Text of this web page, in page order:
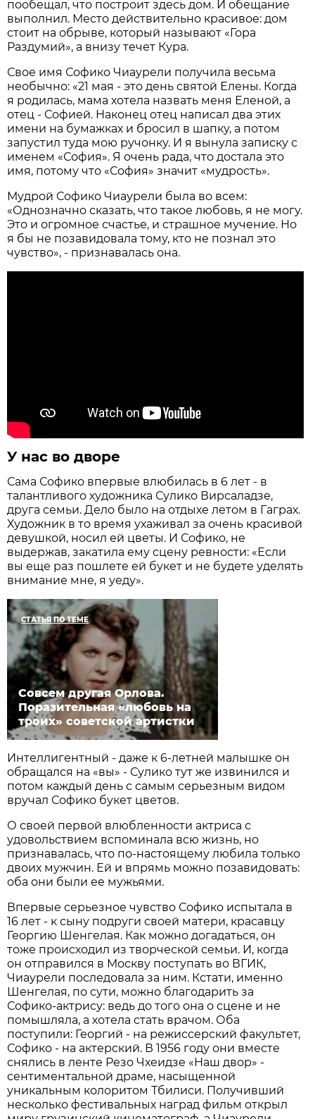
пообещал, что построит здесь дом. И обещание
выполнил. Место действительно красивое: дом
стоит на обрыве, который называют «Гора
Раздумий», а внизу течет Кура.
Свое имя Софико Чиаурели получила весьма
необычно: «21 мая - это день святой Елены. Когда
я родилась, мама хотела назвать меня Еленой, а
отец - Софией. Наконец отец написал два этих
имени на бумажках и бросил в шапку, а потом
запустил туда мою ручонку. И я вынула записку с
именем «София». Я очень рада, что достала это
имя, потому что «София» значит «мудрость».
Мудрой Софико Чиаурели была во всем:
«Однозначно сказать, что такое любовь, я не могу.
Это и огромное счастье, и страшное мучение. Но
я бы не позавидовала тому, кто не познал это
чувство», - признавалась она.
У нас во дворе
Сама Софико впервые влюбилась в 6 лет - в
талантливого художника Сулико Вирсаладзе,
друга семьи. Дело было на отдыхе летом в Гаграх.
Художник в то время ухаживал за очень красивой
девушкой, носил ей цветы. И Софико, не
выдержав, закатила ему сцену ревности: «Если
вы еще раз пошлете ей букет и не будете уделять
внимание мне, я уеду».
СТАТЬЯ ПО ТЕМЕ
Совсем другая Орлова.
Поразительная «любовь на
троих» советской артистки
Интеллигентный - даже к 6-летней малышке он
обращался на «вы» - Сулико тут же извинился и
потом каждый день с самым серьезным видом
вручал Софико букет цветов.
О своей первой влюбленности актриса с
удовольствием вспоминала всю жизнь, но
признавалась, что по-настоящему любила только
двоих мужчин. Ей и впрямь можно позавидовать:
оба они были ее мужьями.
Впервые серьезное чувство Софико испытала в
16 лет - к сыну подруги своей матери, красавцу
Георгию Шенгелая. Как можно догадаться, он
тоже происходил из творческой семьи. И, когда
он отправился в Москву поступать во ВГИК,
Чиаурели последовала за ним. Кстати, именно
Шенгелая, по сути, можно благодарить за
Софико-актрису: ведь до того она о сцене и не
помышляла, а хотела стать врачом. Оба
поступили: Георгий - на режиссерский факультет,
Софико - на актерский. В 1956 году они вместе
снялись в ленте Резо Чхеидзе «Наш двор» -
сентиментальной драме, насыщенной
уникальным колоритом Тбилиси. Получивший
несколько фестивальных наград фильм открыл